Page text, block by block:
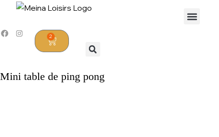
2
Mini table de ping pong